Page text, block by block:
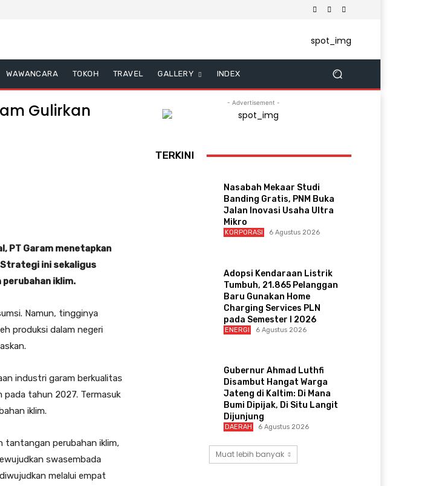
WAWANCARA TOKOH TRAVEL GALLERY INDEX
Gulirkan
PT Garam menetapkan
ini sekaligus
iklim.
Namun, tingginya
produksi dalam negeri
industri garam berkualitas
pada tahun 2027. Termasuk
iklim.
tantangan perubahan iklim,
swasembada
melalui empat
- Advertisement -
TERKINI
Nasabah Mekaar Studi
Banding Gratis, PNM Buka
Jalan Inovasi Usaha Ultra
Mikro
KORPORASI 6 Agustus 2026
Adopsi Kendaraan Listrik
Tumbuh, 21.865 Pelanggan
Baru Gunakan Home
Charging Services PLN
pada Semester I 2026
ENERGI 6 Agustus 2026
Gubernur Ahmad Luthfi
Disambut Hangat Warga
Jateng di Kaltim: Di Mana
Bumi Dipijak, Di Situ Langit
Dijunjung
DAERAH 6 Agustus 2026
Muat lebih banyak